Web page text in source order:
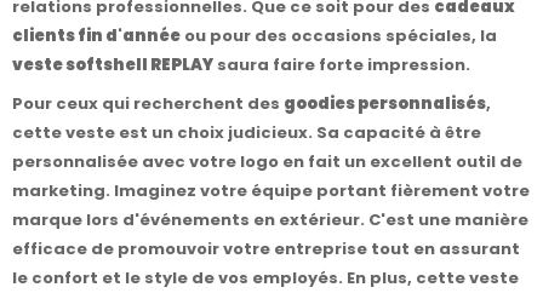
relations professionnelles. Que ce soit pour des cadeaux
clients fin d'année ou pour des occasions spéciales, la
veste softshell REPLAY saura faire forte impression.
Pour ceux qui recherchent des goodies personnalisés,
cette veste est un choix judicieux. Sa capacité à être
personnalisée avec votre logo en fait un excellent outil de
marketing. Imaginez votre équipe portant fièrement votre
marque lors d'événements en extérieur. C'est une manière
efficace de promouvoir votre entreprise tout en assurant
le confort et le style de vos employés. En plus, cette veste